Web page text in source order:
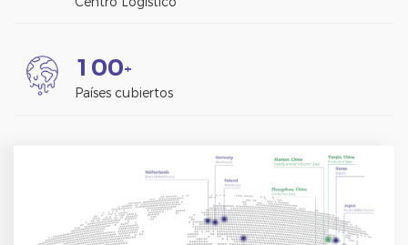
1 00+
Países cubiertos